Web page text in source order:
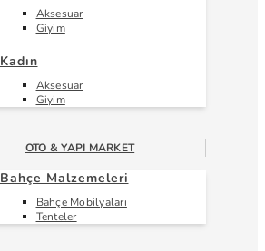
Aksesuar
Giyim
Kadın
Aksesuar
Giyim
OTO & YAPI MARKET
Bahçe Malzemeleri
Bahçe Mobilyaları
Tenteler